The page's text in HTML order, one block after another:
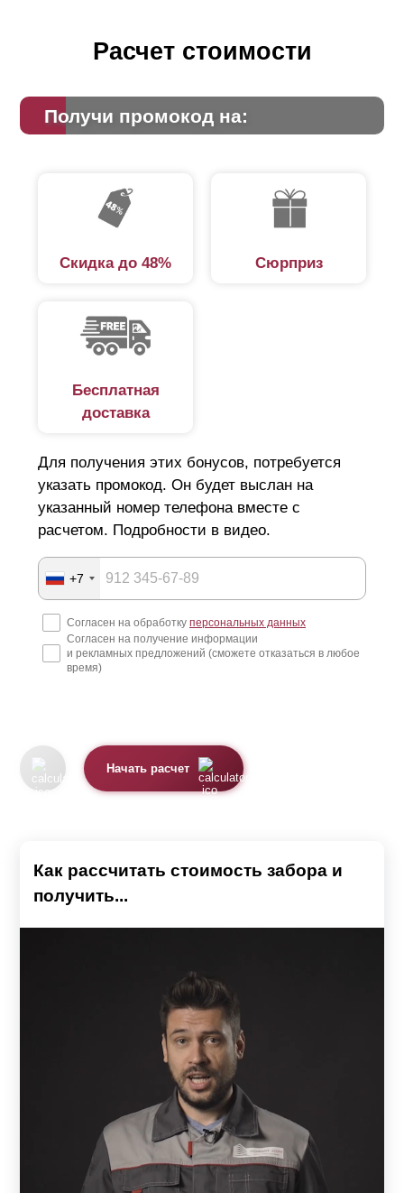
Расчет стоимости
Получи промокод на:
Скидка до 48% Сюрприз
Бесплатная
доставка
Для получения этих бонусов, потребуется
указать промокод. Он будет выслан на
указанный номер телефона вместе с
расчетом. Подробности в видео.
+7
Согласен на обработку персональных данных
Согласен на получение информации
и рекламных предложений (сможете отказаться в любое
время)
Начать расчет
Как рассчитать стоимость забора и
получить...